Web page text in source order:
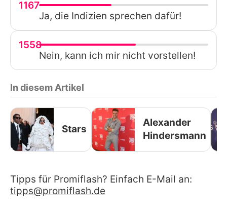
1167
Ja, die Indizien sprechen dafür!
1558
Nein, kann ich mir nicht vorstellen!
In diesem Artikel
Stars
Alexander
Hindersmann
Tipps für Promiflash? Einfach E-Mail an:
tipps@promiflash.de